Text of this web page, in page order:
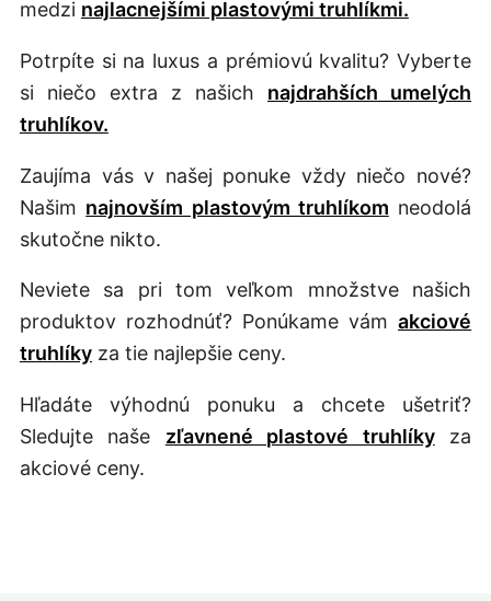
medzi najlacnejšími plastovými truhlíkmi.
Potrpíte si na luxus a prémiovú kvalitu? Vyberte
si niečo extra z našich najdrahších umelých
truhlíkov.
Zaujíma vás v našej ponuke vždy niečo nové?
Našim najnovším plastovým truhlíkom neodolá
skutočne nikto.
Neviete sa pri tom veľkom množstve našich
produktov rozhodnúť? Ponúkame vámakciové
truhlíkyza tie najlepšie ceny.
Hľadáte výhodnú ponuku a chcete ušetriť?
Sledujte naše zľavnené plastové truhlíkyza
akciové ceny.